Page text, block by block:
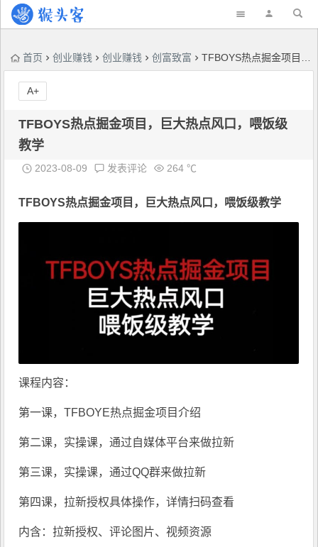
首页 创业赚钱 创业赚钱 创富致富 TFBOYS热点掘金项目，巨大热点风口，喂饭级教学
TFBOYS热点掘金项目，巨大热点风口，喂饭级
教学
2023-08-09 发表评论 264 ℃
TFBOYS热点掘金项目，巨大热点风口，喂饭级教学
课程内容：
第一课，TFBOYE热点掘金项目介绍
第二课，实操课，通过自媒体平台来做拉新
第三课，实操课，通过QQ群来做拉新
第四课，拉新授权具体操作，详情扫码查看
内含：拉新授权、评论图片、视频资源
A+